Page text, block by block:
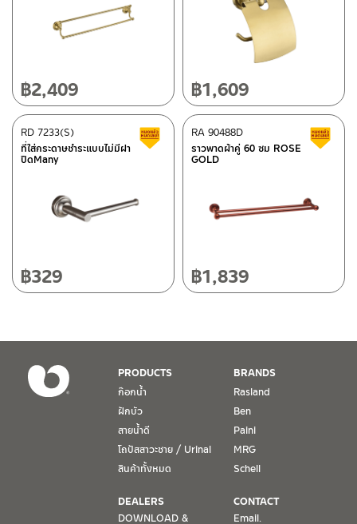
ศูนย์บริการและอะไหล่ กรุงเทพฯ
662/61-62 ถนน พระราม3 แขวงบางโพงพาง เขตยานนาวา กรุงเทพฯ
โทร: 02-358-0080 / 080-075-8668 / 091-545-0556
ศูนย์บริการและอะไหล่ เชียงใหม่
118/33 โครงการอรสิริน ม.8 ต.สันปูเลย อ.ดอยสะเก็ด เชียงใหม่
โทร: 080-075-2626
วันจันทร์ – วันศุกร์ เวลา 8:30-17:30 น.
วันเสาร์ เวลา 8:30-15:00 น.
1. การรับประกัน จะต้องมีหลักฐานการซื้อ หรือ ใบเสร็จ โดยทางบริษัทฯ
ขอตรวจสอบโดยนับวันซื้อขายเป็นสำคัญ ทางบริษัทฯ ไม่สามารถให้
เงื่อนไขการรับประกันสินค้าได้ หากไม่มีเอกสารดังกล่าว
2. การรับประกันสินค้า จะรับประกันฉพาะสินค้าที่อยู่ในสภาพการใช้งาน
ปกติ หากมีตำหนิ ชำรุด ร้าว ตกพื้น หรือสภาพภายนอกอยู่ในสภาพที่ใช้
3. การรับประกันสินค้า จะรับประกันเฉพาะชิ้นส่วนที่แจ้ง เช่น ก๊อกน้ำ จะ
ติดต่อพนักงานขาย / Contact Sales Staff
โทร: 02-285-5795
@charnpaiboon.sales
฿2,409 ฿1,609
ที่ใส่กระดาษชำระแบบไม่มีฝา
ปิดMany
RD 7233(S) สินค้าลดราคา เคลียร์สต็อก
฿329
ราวพาดผ้าคู่ 60 ซม ROSE
GOLD
RA 90488D
฿1,839
PRODUCTS
ก๊อกน้ำ
ฝักบัว
สายน้ำดี
โถปัสสาวะชาย / Urinal
สินค้าทั้งหมด
BRANDS
Rasland
Ben
Paini
MRG
Schell
DEALERS
DOWNLOAD &
CONTACT
Email.